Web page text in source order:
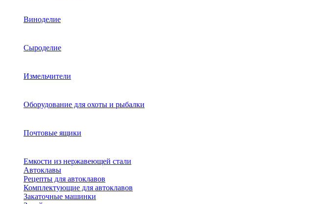
Виноделие
Сыроделие
Измельчители
Оборудование для охоты и рыбалки
Почтовые ящики
Емкости из нержавеющей стали
Автоклавы
Рецепты для автоклавов
Комплектующие для автоклавов
Закаточные машинки